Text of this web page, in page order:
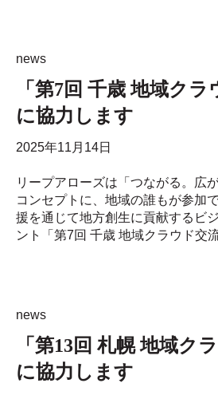
news
「第7回 千歳 地域クラ
に協力します
2025年11月14日
リープアローズは「つながる。広
コンセプトに、地域の誰もが参加
援を通じて地方創生に貢献するビ
ント「第7回 千歳 地域クラウド交
news
「第13回 札幌 地域ク
に協力します